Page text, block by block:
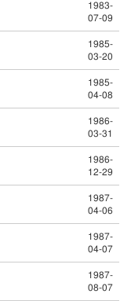
1983-
07-09
1985-
03-20
1985-
04-08
1986-
03-31
1986-
12-29
1987-
04-06
1987-
04-07
1987-
08-07